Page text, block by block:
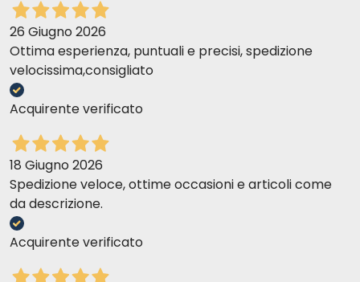
26 Giugno 2026
Ottima esperienza, puntuali e precisi, spedizione
velocissima,consigliato
Acquirente verificato
18 Giugno 2026
Spedizione veloce, ottime occasioni e articoli come
da descrizione.
Acquirente verificato